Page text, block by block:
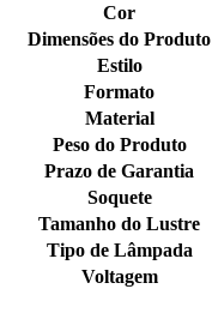
Cor
Dimensões do Produto
Estilo
Formato
Material
Peso do Produto
Prazo de Garantia
Soquete
Tamanho do Lustre
Tipo de Lâmpada
Voltagem